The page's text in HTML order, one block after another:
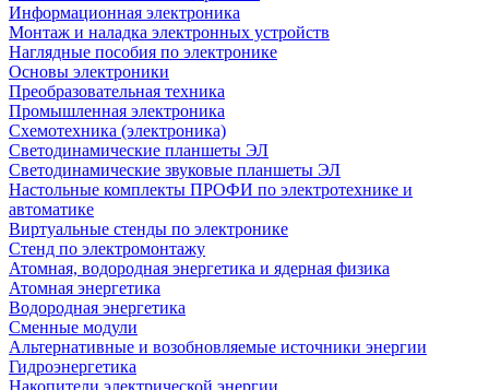
Информационная электроника
Монтаж и наладка электронных устройств
Наглядные пособия по электронике
Основы электроники
Преобразовательная техника
Промышленная электроника
Схемотехника (электроника)
Светодинамические планшеты ЭЛ
Светодинамические звуковые планшеты ЭЛ
Настольные комплекты ПРОФИ по электротехнике и
автоматике
Виртуальные стенды по электронике
Стенд по электромонтажу
Атомная, водородная энергетика и ядерная физика
Атомная энергетика
Водородная энергетика
Сменные модули
Альтернативные и возобновляемые источники энергии
Гидроэнергетика
Накопители электрической энергии